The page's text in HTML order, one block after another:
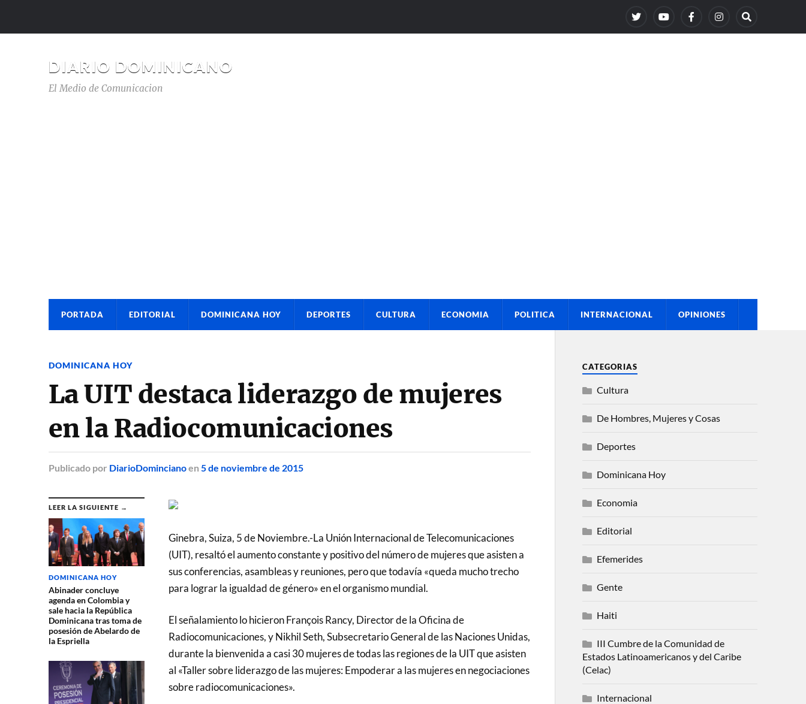
DIARIO DOMINICANO
El Medio de Comunicacion
PORTADA EDITORIAL DOMINICANA HOY DEPORTES CULTURA ECONOMIA POLITICA INTERNACIONAL OPINIONES
DOMINICANA HOY
La UIT destaca liderazgo de mujeres
en la Radiocomunicaciones
Publicado por DiarioDomincianoen 5 de noviembre de 2015
LEER LA SIGUIENTE →
DOMINICANA HOY
Abinader concluye
agenda en Colombia y
sale hacia la República
Dominicana tras toma de
posesión de Abelardo de
la Espriella
Ginebra, Suiza, 5 de Noviembre.-La Unión Internacional de Telecomunicaciones
(UIT), resaltó el aumento constante y positivo del número de mujeres que asisten a
sus conferencias, asambleas y reuniones, pero que todavía «queda mucho trecho
para lograr la igualdad de género» en el organismo mundial.
El señalamiento lo hicieron François Rancy, Director de la Oficina de
Radiocomunicaciones, y Nikhil Seth, Subsecretario General de las Naciones Unidas,
durante la bienvenida a casi 30 mujeres de todas las regiones de la UIT que asisten
al «Taller sobre liderazgo de las mujeres: Empoderar a las mujeres en negociaciones
sobre radiocomunicaciones».
CATEGORIAS
Cultura
De Hombres, Mujeres y Cosas
Deportes
Dominicana Hoy
Economia
Editorial
Efemerides
Gente
Haiti
III Cumbre de la Comunidad de
Estados Latinoamericanos y del Caribe
(Celac)
Internacional